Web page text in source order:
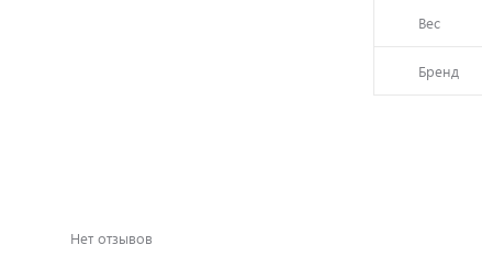
Вес
Бренд
Нет отзывов